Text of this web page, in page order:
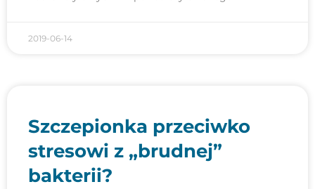
2019-06-14
Szczepionka przeciwko
stresowi z „brudnej”
bakterii?